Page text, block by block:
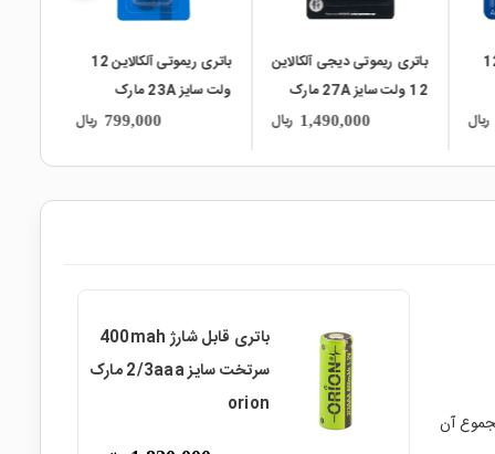
12
ریال
باتری ریموتی دیجی آلکالاین
12 ولت سایز 27A مارک
Camelion
1,490,000 ریال
باتری ریموتی آلکالاین 12
ولت سایز 23A مارک
799,000 ریال
آن
باتری قابل شارژ 400mah
سرتخت سایز 2/3aaa مارک
orion